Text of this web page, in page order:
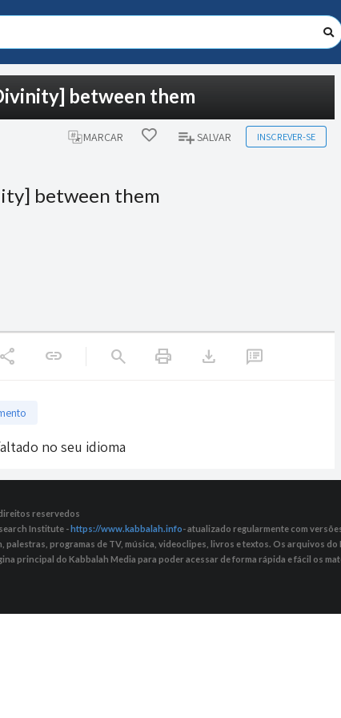
between them
MARCAR SALVAR INSCREVER-SE
between them
share link search print download
no seu idioma
reservedos
Institute -https://www.kabbalah.info- atualizado regularmente com
palestras, programas de TV, música, videoclipes, livros e textos. Os arquivos
principal do Kabbalah Media para poder acessar de forma rápida e fácil os